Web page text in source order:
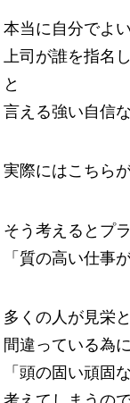
本当に自分でよ
上司が誰を指名
と
言える強い自信
実際にはこちら
そう考えるとプ
「質の高い仕事
多くの人が見栄
間違っている為
「頭の固い頑固